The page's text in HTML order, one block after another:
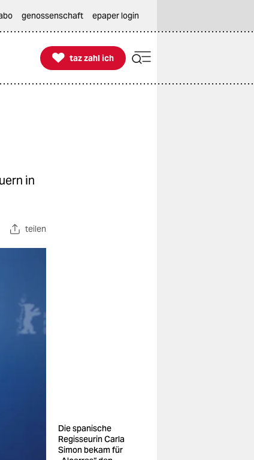
genossenschaft epaper login

taz zahl ich
taz zahl ich
in
teilen
Die spanische
Regisseurin Carla
Simon bekam für